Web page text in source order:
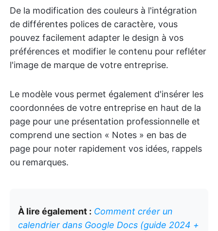
De la modification des couleurs à l'intégration
de différentes polices de caractère, vous
pouvez facilement adapter le design à vos
préférences et modifier le contenu pour refléter
l'image de marque de votre entreprise.
Le modèle vous permet également d'insérer les
coordonnées de votre entreprise en haut de la
page pour une présentation professionnelle et
comprend une section « Notes » en bas de
page pour noter rapidement vos idées, rappels
ou remarques.
À lire également : Comment créer un
calendrier dans Google Docs (guide 2024 +